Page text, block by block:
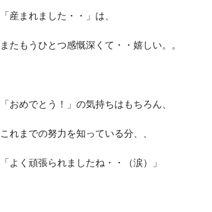
「産まれました・・」は、
またもうひとつ感慨深くて・・嬉しい。。
「おめでとう！」の気持ちはもちろん、
これまでの努力を知っている分、、
「よく頑張られましたね・・（涙）」